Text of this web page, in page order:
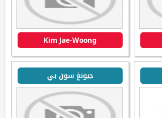
Kim Jae-Woong
جيونغ سون بي